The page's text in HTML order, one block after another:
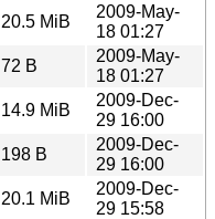
20.5 MiB
2009-May-
18 01:27
72 B
2009-May-
18 01:27
14.9 MiB
2009-Dec-
29 16:00
198 B
2009-Dec-
29 16:00
20.1 MiB
2009-Dec-
29 15:58